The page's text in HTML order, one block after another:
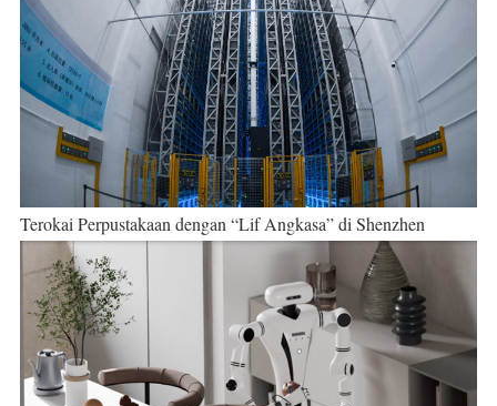
Terokai Perpustakaan dengan “Lif Angkasa” di Shenzhen